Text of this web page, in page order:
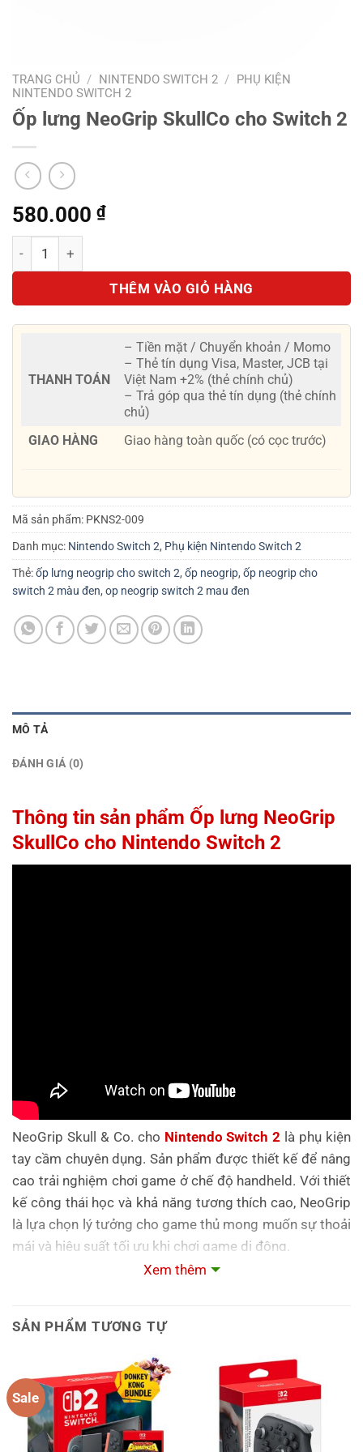
TRANG CHỦ / NINTENDO SWITCH 2 / PHỤ KIỆN
NINTENDO SWITCH 2
Ốp lưng NeoGrip SkullCo cho Switch 2
580.000 ₫
Ốp lưng NeoGrip SkullCo cho Switch 2 số lượng
THÊM VÀO GIỎ HÀNG
THANH TOÁN
– Tiền mặt / Chuyển khoản / Momo
– Thẻ tín dụng Visa, Master, JCB tại
Việt Nam +2% (thẻ chính chủ)
– Trả góp qua thẻ tín dụng (thẻ chính
chủ)
GIAO HÀNG
Giao hàng toàn quốc (có cọc trước)
Mã sản phẩm: PKNS2-009
Danh mục: Nintendo Switch 2, Phụ kiện Nintendo Switch 2
Thẻ:ốp lưng neogrip cho switch 2, ốp neogrip, ốp neogrip cho
switch 2 màu đen, op neogrip switch 2 mau đen
MÔ TẢ
ĐÁNH GIÁ (0)
Thông tin sản phẩm Ốp lưng NeoGrip
SkullCo cho Nintendo Switch 2
NeoGrip Skull & Co. cho Nintendo Switch 2 là phụ kiện
tay cầm chuyên dụng. Sản phẩm được thiết kế để nâng
cao trải nghiệm chơi game ở chế độ handheld. Với thiết
kế công thái học và khả năng tương thích cao, NeoGrip
là lựa chọn lý tưởng cho game thủ mong muốn sự thoải
mái và hiệu suất tối ưu khi chơi game di động.
Thiết kế công thái học: Được thiết kế để phù hợp với
mái khi chơi game trong thời gian dài.
Tay cầm có thể thay thế
: Sản phẩm đi kèm với ba kiểu
tay cầm khác nhau, cho phép người dùng tùy chỉnh theo
Xem thêm
SẢN PHẨM TƯƠNG TỰ
Sale